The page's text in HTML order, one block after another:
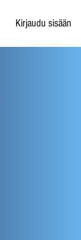
Kirjaudu sisään